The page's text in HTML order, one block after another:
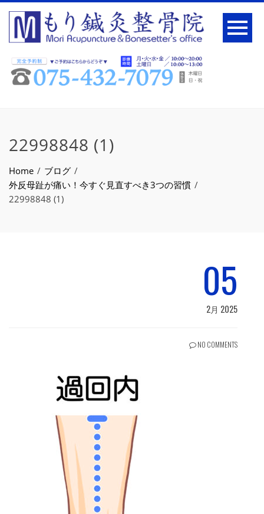
22998848 (1)
Home
ブログ
外反母趾が痛い！今すぐ見直すべき3つの習慣
22998848 (1)
05
2月 2025
NO COMMENTS